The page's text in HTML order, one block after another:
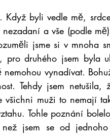
byli vedle mě,
a vše (podle
jsme si v mnoha
druhého jsem byla
vynadívat.
Tehdy jsem netušila,
všichni muži to nemají
Tohle poznání
jsem se od